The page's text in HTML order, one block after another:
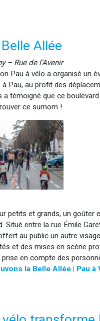
Allée
– Rue de l’Avenir
Pau à vélo a organisé un
Pau, au profit des
a témoigné que ce
ce surnom !
petits et grands, un
Situé entre la rue Émile
au public un autre
et des mises en scène
prise en compte des
la Belle Allée | Pau à